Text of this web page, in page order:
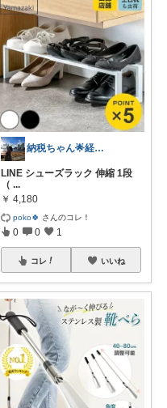
納税ちゃん🌟経由購入★
LINE シューズラック 伸縮 1段
（ ...
￥ 4,180
poko🍀 さんのコレ！
0 0 1
コレ いいね